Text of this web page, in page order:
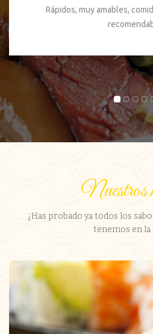
Rápidos, muy amables,
Nuestros
¿Has probado ya todos los
tenemos en la